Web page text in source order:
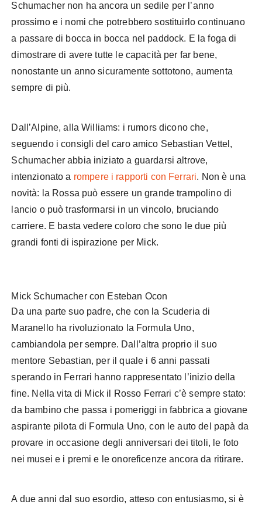
Schumacher non ha ancora un sedile per l’anno
prossimo e i nomi che potrebbero sostituirlo continuano
a passare di bocca in bocca nel paddock. E la foga di
dimostrare di avere tutte le capacità per far bene,
nonostante un anno sicuramente sottotono, aumenta
sempre di più.
Dall’Alpine, alla Williams: i rumors dicono che,
seguendo i consigli del caro amico Sebastian Vettel,
Schumacher abbia iniziato a guardarsi altrove,
intenzionato a rompere i rapporti con Ferrari. Non è una
novità: la Rossa può essere un grande trampolino di
lancio o può trasformarsi in un vincolo, bruciando
carriere. E basta vedere coloro che sono le due più
grandi fonti di ispirazione per Mick.
Mick Schumacher con Esteban Ocon
Da una parte suo padre, che con la Scuderia di
Maranello ha rivoluzionato la Formula Uno,
cambiandola per sempre. Dall’altra proprio il suo
mentore Sebastian, per il quale i 6 anni passati
sperando in Ferrari hanno rappresentato l’inizio della
fine. Nella vita di Mick il Rosso Ferrari c’è sempre stato:
da bambino che passa i pomeriggi in fabbrica a giovane
aspirante pilota di Formula Uno, con le auto del papà da
provare in occasione degli anniversari dei titoli, le foto
nei musei e i premi e le onoreficenze ancora da ritirare.
A due anni dal suo esordio, atteso con entusiasmo, si è